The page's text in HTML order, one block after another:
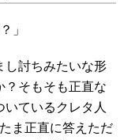
」
討ちみたいな形
？そもそも正直な
ているクレタ人
ま正直に答えただ